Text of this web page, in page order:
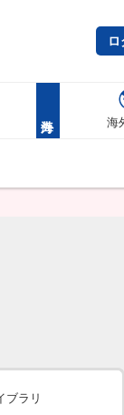
海
ブラリ